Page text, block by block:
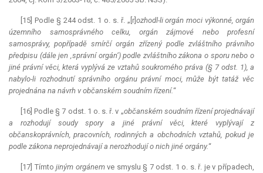
[15] Podle § 244 odst. 1 o. s. ř. „[r] ozhodl-li orgán moci výkonné, orgán
územního samosprávného celku, orgán zájmové nebo profesní
samosprávy, popřípadě smírčí orgán zřízený podle zvláštního právního
předpisu (dále jen ‚správní orgán‘) podle zvláštního zákona o sporu nebo o
jiné právní věci, která vyplývá ze vztahů soukromého práva (§ 7 odst. 1), a
nabylo-li rozhodnutí správního orgánu právní moci, může být tatáž věc
projednána na návrh v občanském soudním řízení.“
[16] Podle § 7 odst. 1 o. s. ř. v „občanském soudním řízení projednávají
a rozhodují soudy spory a jiné právní věci, které vyplývají z
občanskoprávních, pracovních, rodinných a obchodních vztahů, pokud je
podle zákona neprojednávají a nerozhodují o nich jiné orgány.“
[17] Tímtojiným orgánemve smyslu § 7 odst. 1 o. s. ř. je v případech,